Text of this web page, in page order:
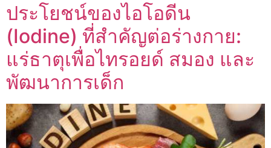
ประโยชน์ของไอโอดีน
(Iodine) ที่สำคัญต่อร่างกาย:
แร่ธาตุเพื่อไทรอยด์ สมอง และ
พัฒนาการเด็ก